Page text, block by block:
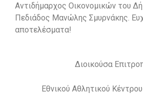
Αντιδήμαρχος Οικονομικών του
Πεδιάδος Μανώλης Σμυρνάκης.
αποτελέσματα!
Διοικούσα
Εθνικού Αθλητικού